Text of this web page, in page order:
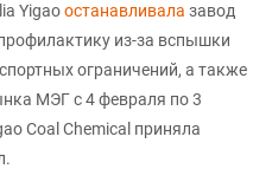
Yigaoостанавливала завод
из-за вспышки
ограничений, а также
МЭГ с 4 февраля по 3
Coal Chemical приняла